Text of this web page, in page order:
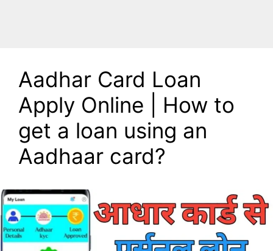
Aadhar Card Loan
Apply Online | How to
get a loan using an
Aadhaar card?